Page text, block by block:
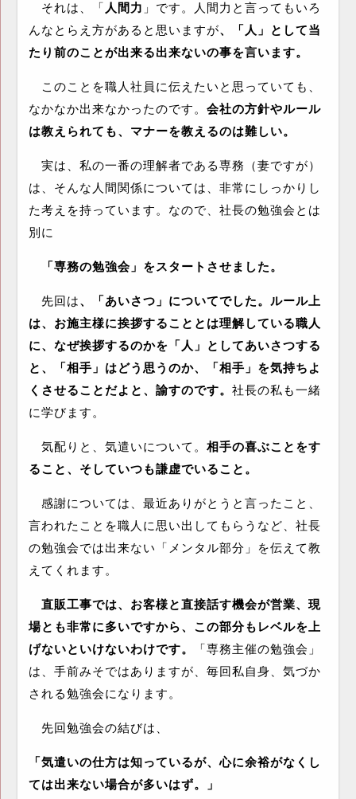
それは、「 人間力 」です。人間力と言ってもいろ
んなとらえ方があると思いますが、「人」として当
たり前のことが出来る出来ないの事を言います。
このことを職人社員に伝えたいと思っていても、
なかなか出来なかったのです。 会社の方針やルール
は教えられても、マナーを教えるのは難しい。
実は、私の一番の理解者である専務（妻ですが）
は、そんな人間関係については、非常にしっかりし
た考えを持っています。なので、社長の勉強会とは
別に
「専務の勉強会」をスタートさせました。
先回は、「あいさつ」についてでした。ルール上
は、お施主様に挨拶することとは理解している職人
に、なぜ挨拶するのかを「人」としてあいさつする
と、「相手」はどう思うのか、「相手」を気持ちよ
くさせることだよと、諭すのです。 社長の私も一緒
に学びます。
気配りと、気遣いについて。 相手の喜ぶことをす
ること、そしていつも謙虚でいること。
感謝については、最近ありがとうと言ったこと、
言われたことを職人に思い出してもらうなど、社長
の勉強会では出来ない「メンタル部分」を伝えて教
えてくれます。
直販工事では、お客様と直接話す機会が営業、現
場とも非常に多いですから、この部分もレベルを上
げないといけないわけです。
「専務主催の勉強会」
は、手前みそではありますが、毎回私自身、気づか
される勉強会になります。
先回勉強会の結びは、
「気遣いの仕方は知っているが、心に余裕がなくし
ては出来ない場合が多いはず。」